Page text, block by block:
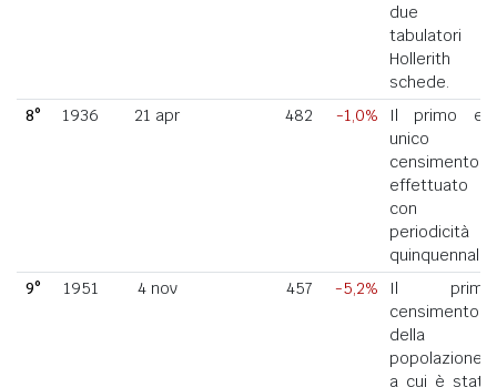
due
tabulatori
Hollerith a
schede.
8°
1936 21 apr 482 -1,0%
Il primo ed
unico
censimento
effettuato
con
periodicità
quinquennale.
9°
1951 4 nov 457 -5,2%
Il primo
censimento
della
popolazione
a cui è stato